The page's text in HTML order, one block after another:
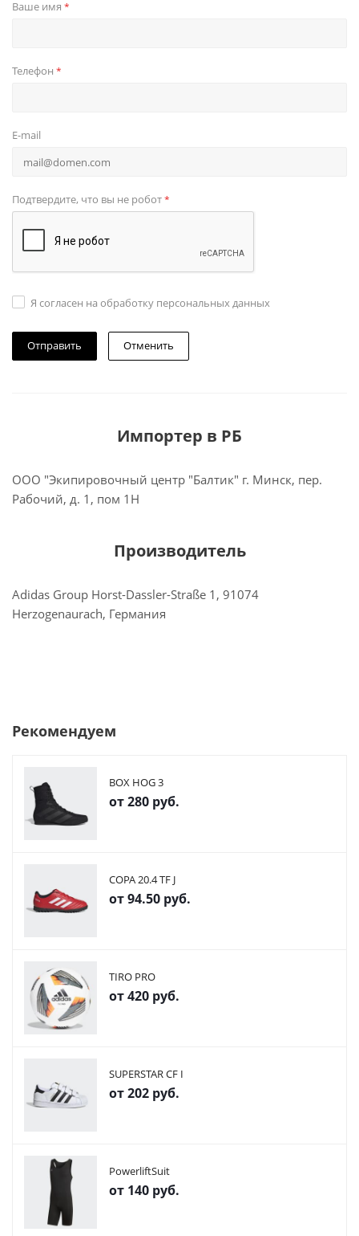
Ваше имя *
Телефон *
E-mail
Подтвердите, что вы не робот*
Я согласен на обработку персональных данных
Отменить
Импортер в РБ
ООО "Экипировочный центр "Балтик" г. Минск, пер.
Рабочий, д. 1, пом 1Н
Производитель
Adidas Group Horst-Dassler-Straße 1, 91074
Herzogenaurach, Германия
Рекомендуем
BOX HOG 3
от280 руб.
COPA 20.4 TF J
от94.50 руб.
TIRO PRO
от420 руб.
SUPERSTAR CF I
от202 руб.
PowerliftSuit
от 140 руб.